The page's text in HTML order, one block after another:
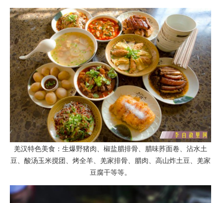
羌汉特色美食：生爆野猪肉、椒盐腊排骨、腊味荞面卷、沾水土
豆、酸汤玉米搅团、烤全羊、羌家排骨、腊肉、高山炸土豆、羌家
豆腐干等等。